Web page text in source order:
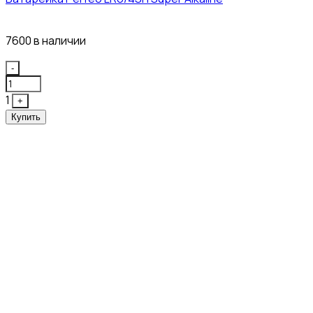
7600 в наличии
Quantity
-
1
+
Купить